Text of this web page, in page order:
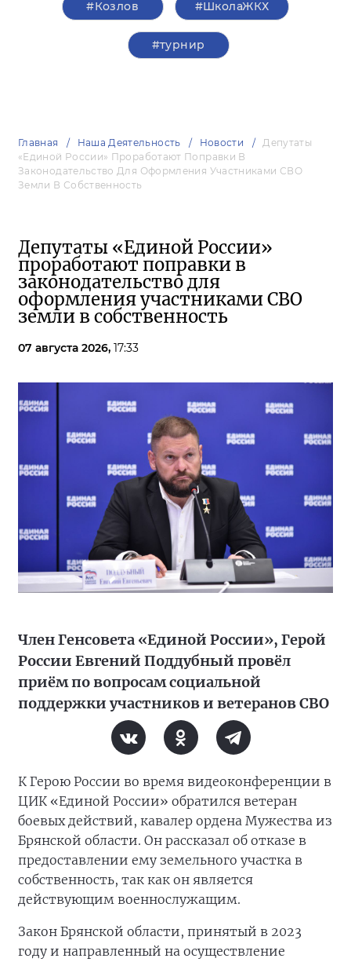
#Козлов #ШколаЖКХ
#турнир
Главная Наша Деятельность Новости
Депутаты
«Единой России» Проработают Поправки В
Законодательство Для Оформления Участниками СВО
Земли В Собственность
Депутаты «Единой России»
проработают поправки в
законодательство для
оформления участниками СВО
земли в собственность
07 августа 2026, 17:33
Член Генсовета «Единой России», Герой
России Евгений Поддубный провёл
приём по вопросам социальной
поддержки участников и ветеранов СВО
К Герою России во время видеоконференции в
ЦИК «Единой России» обратился ветеран
боевых действий, кавалер ордена Мужества из
Брянской области. Он рассказал об отказе в
предоставлении ему земельного участка в
собственность, так как он является
действующим военнослужащим.
Закон Брянской области, принятый в 2023
году и направленный на осуществление